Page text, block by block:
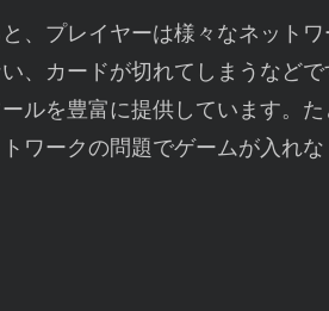
、プレイヤーは様々なネット
、カードが切れてしまうなど
ルを豊富に提供しています。
ワークの問題でゲームが入れ